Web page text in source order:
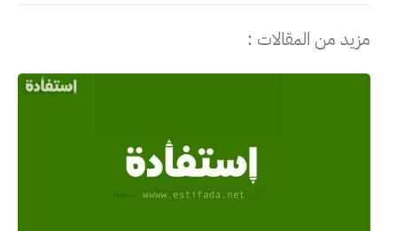
مزيد من المقالات :